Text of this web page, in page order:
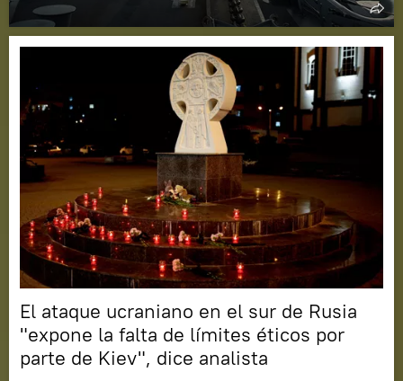
El ataque ucraniano en el sur de Rusia
"expone la falta de límites éticos por
parte de Kiev", dice analista